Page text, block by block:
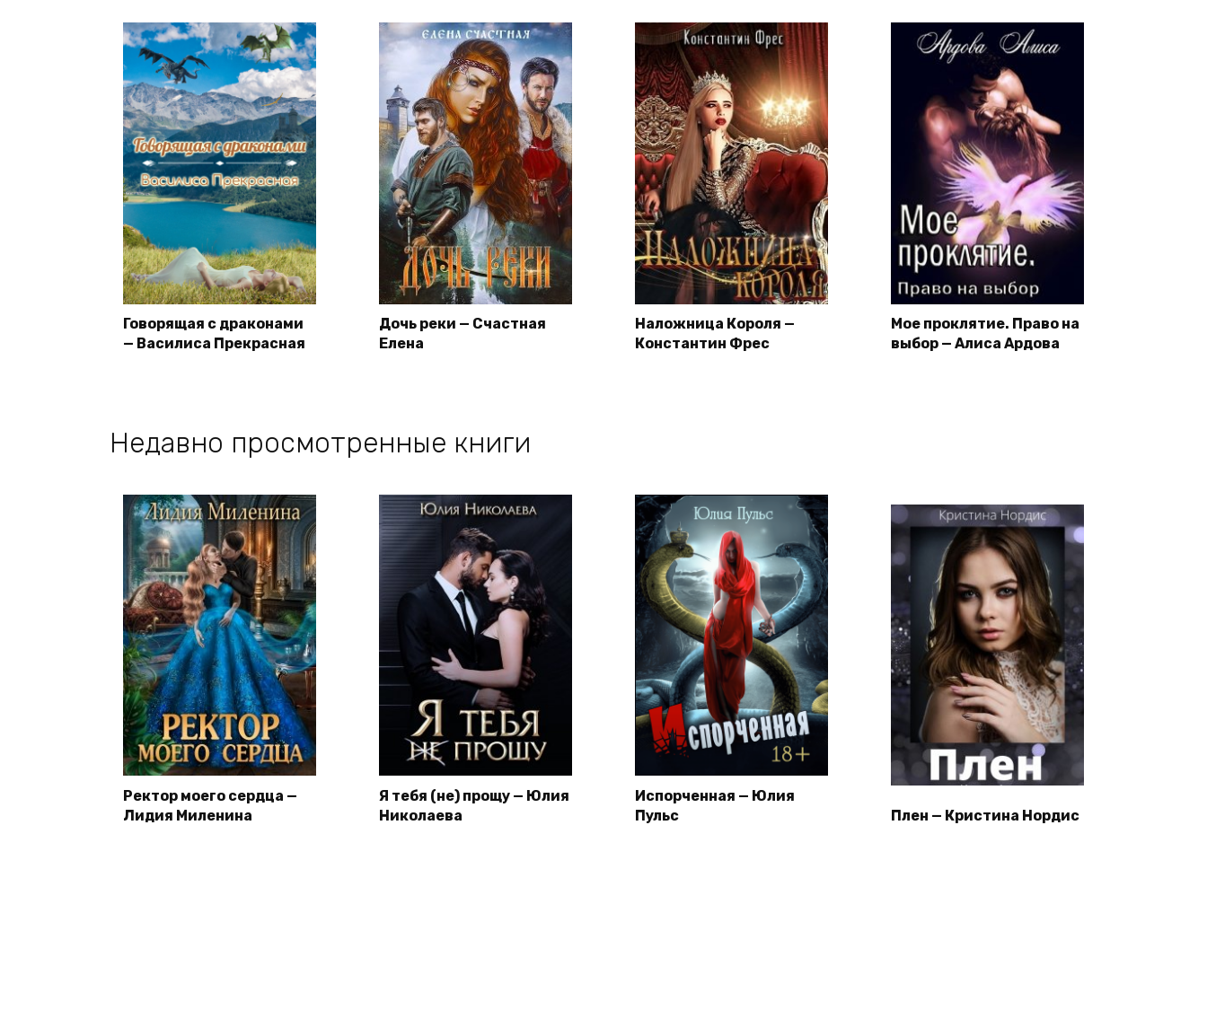
Говорящая с драконами
— Василиса Прекрасная
Дочь реки — Счастная
Елена
Наложница Короля —
Константин Фрес
Мое проклятие. Право на
выбор — Алиса Ардова
Недавно просмотренные книги
Ректор моего сердца —
Лидия Миленина
Я тебя (не) прощу — Юлия
Николаева
Испорченная — Юлия
Пульс
Плен — Кристина Нордис